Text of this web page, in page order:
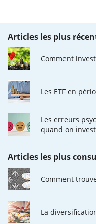
Articles les plus
Comment
Les ETF en
Les erreurs
quand on
Articles les plus
Comment
La